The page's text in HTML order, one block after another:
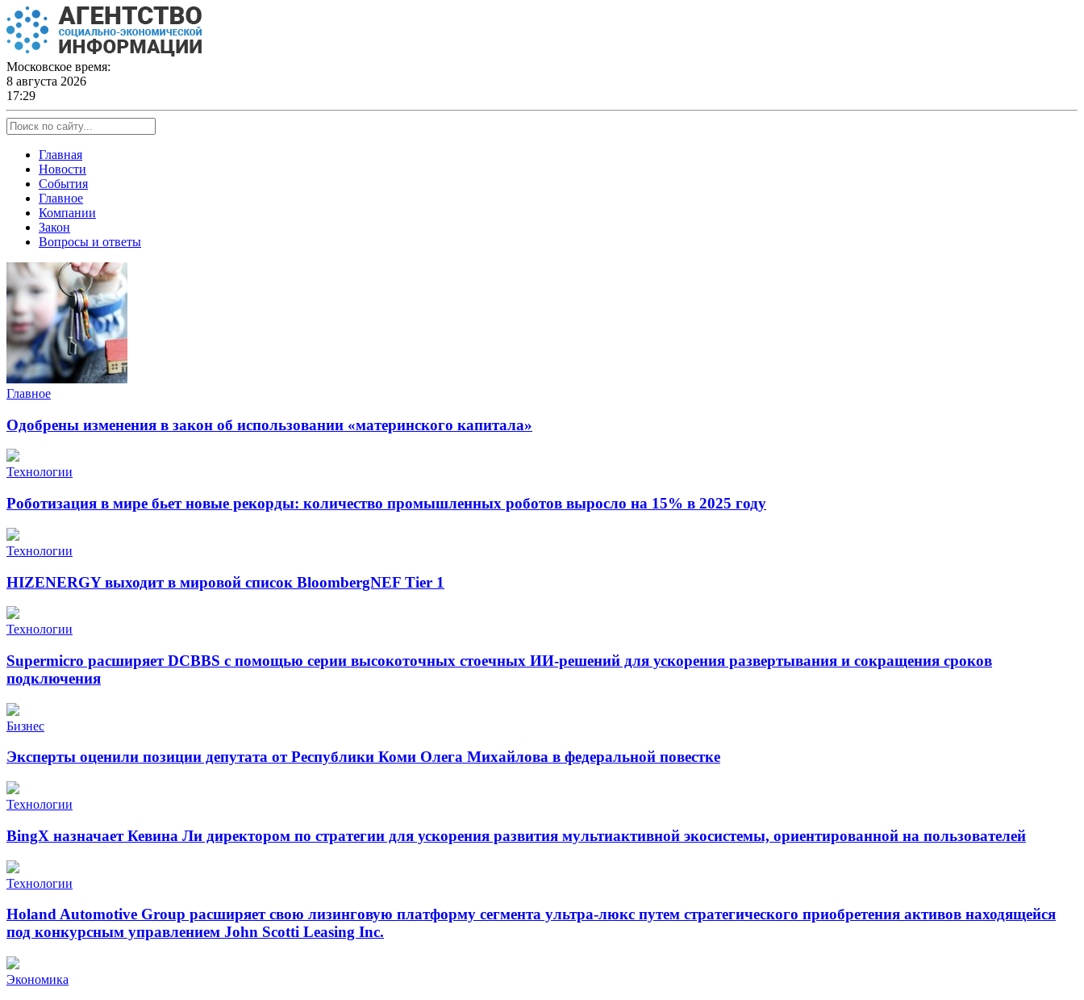
Skip
to
content
Московское время:
8 августа 2026
17:29
Главная
Новости
События
Главное
Компании
Закон
Вопросы и ответы
Главное
Одобрены изменения в закон об использовании «материнского капитала»
Технологии
Роботизация в мире бьет новые рекорды: количество промышленных роботов выросло на 15% в 2025 году
Технологии
HIZENERGY выходит в мировой список BloombergNEF Tier 1
Технологии
Supermicro расширяет DCBBS с помощью серии высокоточных стоечных ИИ-решений для ускорения развертывания и сокращения сроков
подключения
Бизнес
Эксперты оценили позиции депутата от Республики Коми Олега Михайлова в федеральной повестке
Технологии
BingX назначает Кевина Ли директором по стратегии для ускорения развития мультиактивной экосистемы, ориентированной на пользователей
Технологии
Holand Automotive Group расширяет свою лизинговую платформу сегмента ультра-люкс путем стратегического приобретения активов находящейся
под конкурсным управлением John Scotti Leasing Inc.
Экономика